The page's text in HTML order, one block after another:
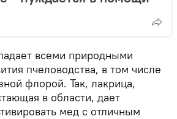
всеми природными
пчеловодства, в том числе
флорой. Так, лакрица,
в области, дает
мед с отличным